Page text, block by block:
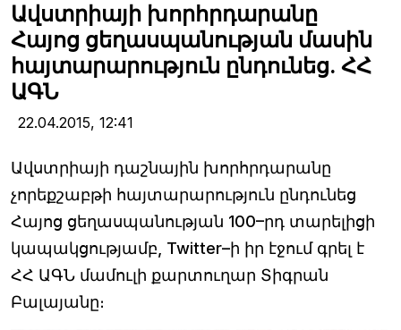
Ավստրիայի խորհրդարանը
Հայոց ցեղասպանության մասին
հայտարարություն ընդունեց. ՀՀ
ԱԳՆ
22.04.2015, 12:41
Ավստրիայի դաշնային խորհրդարանը
չորեքշաբթի հայտարարություն ընդունեց
Հայոց ցեղասպանության 100–րդ տարելիցի
կապակցությամբ, Twitter–ի իր էջում գրել է
ՀՀ ԱԳՆ մամուլի քարտուղար Տիգրան
Բալայանը։